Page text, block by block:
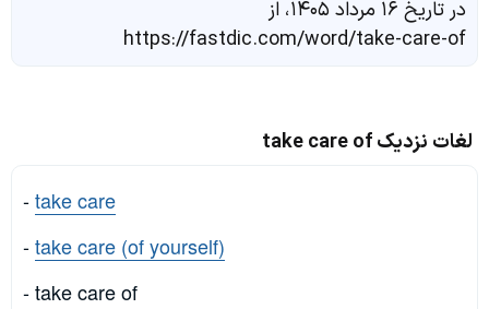
در تاریخ ۱۶ مرداد ۱۴۰۵، از
https://fastdic.com/word/take-care-of
لغات نزدیک take care of
-take care
-take care (of yourself)
- take care of